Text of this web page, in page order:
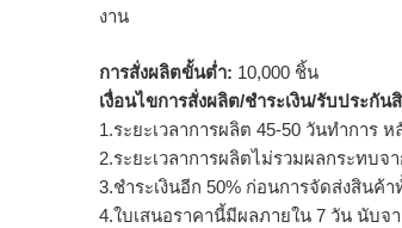
งาน
การสั่งผลิตขั้นต่ำ: 10,000 ชิ้น
เงื่อนไขการสั่งผลิต/ชำระเงิน/รับประกัน
1.ระยะเวลาการผลิต 45-50 วันทำการ
2.ระยะเวลาการผลิตไม่รวมผลกระทบ
3.ชำระเงินอีก 50% ก่อนการจัดส่งสินค้
4.ใบเสนอราคานี้มีผลภายใน 7 วัน นับจ